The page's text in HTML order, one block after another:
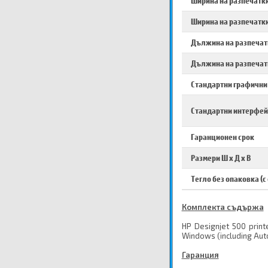
Ширина на
Дължина на
Дължина на
Стандартни
Стандартни
Гаранционен срок
Размери Ш х Д х В
Тегло без опаковка
Комплекта съдържа
HP Designjet 500
Windows (including
Гаранция